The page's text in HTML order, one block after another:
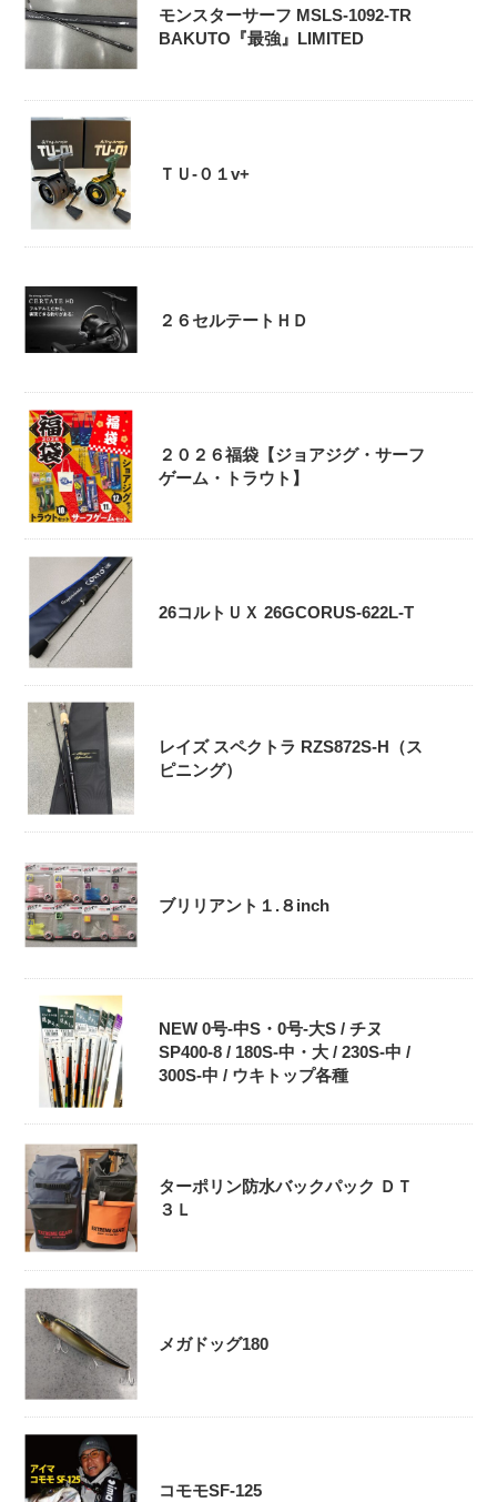
モンスターサーフ MSLS-1092-TR
BAKUTO『最強』LIMITED
ＴＵ-０１v+
２６セルテートＨＤ
２０２６福袋【ジョアジグ・サーフ
ゲーム・トラウト】
26コルトＵＸ 26GCORUS-622L-T
レイズ スペクトラ RZS872S-H（ス
ピニング）
ブリリアント１.８inch
NEW 0号-中S・0号‐大S / チヌ
SP400-8 / 180S-中・大 / 230S-中 /
300S-中 / ウキトップ各種
ターポリン防水バックパック ＤＴ
３Ｌ
メガドッグ180
コモモSF-125